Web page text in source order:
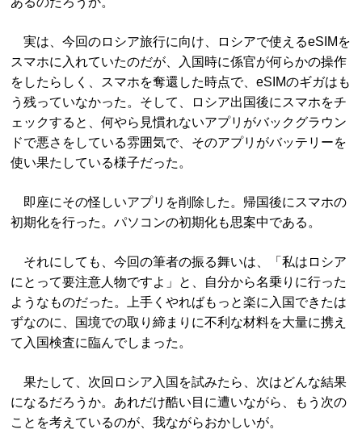
実は、今回のロシア旅行に向け、ロシアで使えるeSIMを
スマホに入れていたのだが、入国時に係官が何らかの操作
をしたらしく、スマホを奪還した時点で、eSIMのギガはも
う残っていなかった。そして、ロシア出国後にスマホをチ
ェックすると、何やら見慣れないアプリがバックグラウン
ドで悪さをしている雰囲気で、そのアプリがバッテリーを
使い果たしている様子だった。
即座にその怪しいアプリを削除した。帰国後にスマホの
初期化を行った。パソコンの初期化も思案中である。
それにしても、今回の筆者の振る舞いは、「私はロシア
にとって要注意人物ですよ」と、自分から名乗りに行った
ようなものだった。上手くやればもっと楽に入国できたは
ずなのに、国境での取り締まりに不利な材料を大量に携え
て入国検査に臨んでしまった。
果たして、次回ロシア入国を試みたら、次はどんな結果
になるだろうか。あれだけ酷い目に遭いながら、もう次の
ことを考えているのが、我ながらおかしいが。